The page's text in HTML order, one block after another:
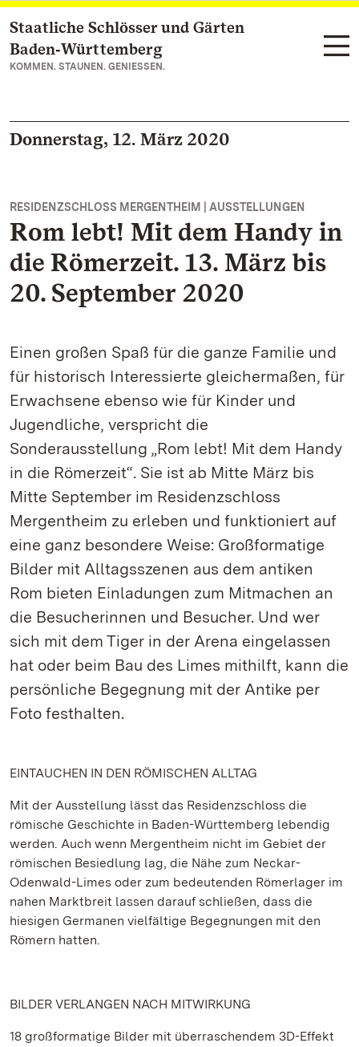
Zum Hauptinhalt springen
Staatliche Schlösser und Gärten
Baden‑Württemberg
KOMMEN. STAUNEN. GENIESSEN.
Donnerstag, 12. März 2020
RESIDENZSCHLOSS MERGENTHEIM | AUSSTELLUNGEN
Rom lebt! Mit dem Handy in
die Römerzeit. 13. März bis
20. September 2020
Einen großen Spaß für die ganze Familie und
für historisch Interessierte gleichermaßen, für
Erwachsene ebenso wie für Kinder und
Jugendliche, verspricht die
Sonderausstellung „Rom lebt! Mit dem Handy
in die Römerzeit“. Sie ist ab Mitte März bis
Mitte September im Residenzschloss
Mergentheim zu erleben und funktioniert auf
eine ganz besondere Weise: Großformatige
Bilder mit Alltagsszenen aus dem antiken
Rom bieten Einladungen zum Mitmachen an
die Besucherinnen und Besucher. Und wer
sich mit dem Tiger in der Arena eingelassen
hat oder beim Bau des Limes mithilft, kann die
persönliche Begegnung mit der Antike per
Foto festhalten.
EINTAUCHEN IN DEN RÖMISCHEN ALLTAG
Mit der Ausstellung lässt das Residenzschloss die
römische Geschichte in Baden-Württemberg lebendig
werden. Auch wenn Mergentheim nicht im Gebiet der
römischen Besiedlung lag, die Nähe zum Neckar-
Odenwald-Limes oder zum bedeutenden Römerlager im
nahen Marktbreit lassen darauf schließen, dass die
hiesigen Germanen vielfältige Begegnungen mit den
Römern hatten.
BILDER VERLANGEN NACH MITWIRKUNG
18 großformatige Bilder mit überraschendem 3D-Effekt